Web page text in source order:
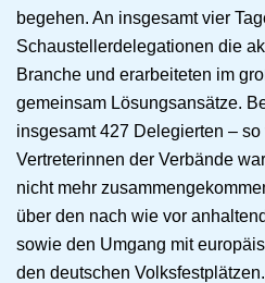
begehen. An insgesamt vier
Schaustellerdelegationen die
Branche und erarbeiteten im
gemeinsam Lösungsansätze.
insgesamt 427 Delegierten – so
Vertreterinnen der Verbände
nicht mehr
über den nach wie vor
sowie den Umgang mit
den deutschen Volksfestplätzen.